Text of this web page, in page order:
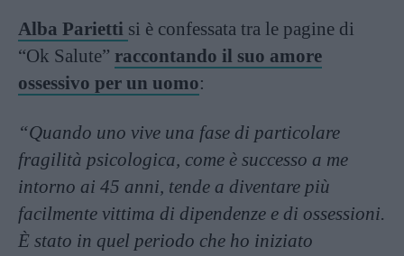
Alba Parietti si è confessata tra le pagine di
“Ok Salute” raccontando il suo amore
ossessivo per un uomo:
“Quando uno vive una fase di particolare
fragilità psicologica, come è successo a me
intorno ai 45 anni, tende a diventare più
facilmente vittima di dipendenze e di ossessioni.
È stato in quel periodo che ho iniziato